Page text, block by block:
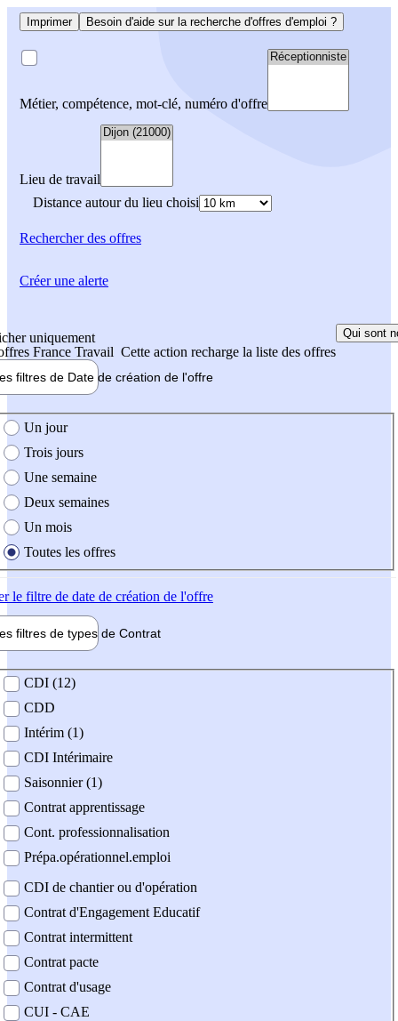
Imprimer Besoin d'aide sur la recherche d'offres d'emploi ?
Métier, compétence, mot-clé, numéro d'offre
Lieu de travail
Distance autour du lieu choisi
Rechercherdes offres
uniquement
France Travail Cette action recharge la liste des offres
Qui sont
filtres de Date de création de l'offre
création de l'offre
Un jour
Trois jours
Une semaine
Deux semaines
Un mois
Toutes les offres
le filtre de date de création de l'offre
filtres de types de Contrat
contrat
CDI (12)
CDD
Intérim (1)
CDI Intérimaire
Saisonnier (1)
Contrat apprentissage
Cont. professionnalisation
Prépa.opérationnel.emploi
CDI de chantier ou d'opération
Contrat d'Engagement Educatif
Contrat intermittent
Contrat pacte
Contrat d'usage
CUI - CAE
Créer une alerte